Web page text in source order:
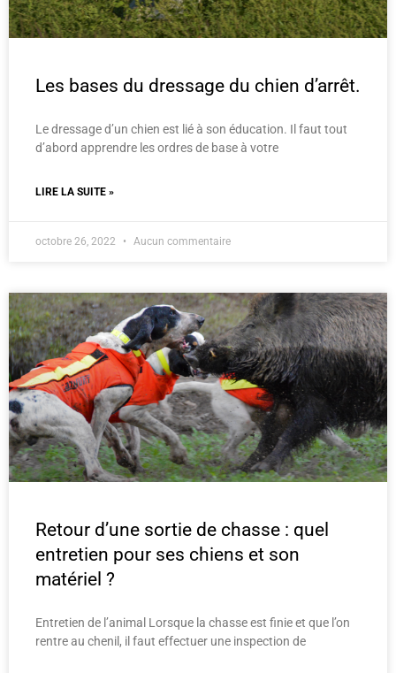
Les bases du dressage du chien d’arrêt.
Le dressage d’un chien est lié à son éducation. Il faut tout
d’abord apprendre les ordres de base à votre
LIRE LA SUITE »
octobre 26, 2022 Aucun commentaire
Retour d’une sortie de chasse : quel
entretien pour ses chiens et son
matériel ?
Entretien de l’animal Lorsque la chasse est finie et que l’on
rentre au chenil, il faut effectuer une inspection de